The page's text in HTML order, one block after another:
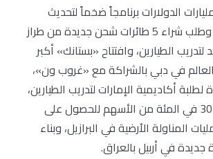
الدولارات برنامجاً ضخماً لتحديث
مقصورات الطائرات، وطلب شراء 5 طائرات شحن جديدة من طراز
لتدريب الطيارين، وافتتاح «بستانك» أكبر
في دبي بالشراكة مع «غروب ون»،
أكاديمية الإمارات لتدريب الطيارين،
واستحواذ دناتا على 30 في المئة من الأسهم للحصول على
المناولة الأرضية في البرازيل، وبناء
في أربيل بالعراق.